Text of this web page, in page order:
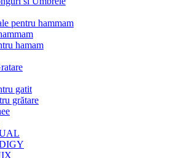
pentru hammam
hamam
gatit
grătare